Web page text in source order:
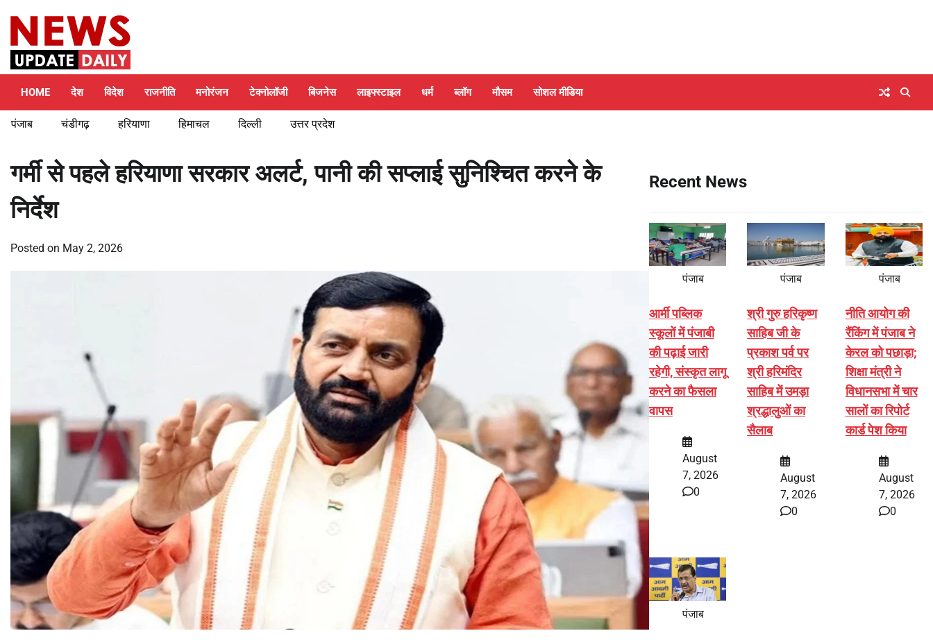
content
HOME देश विदेश राजनीति मनोरंजन टेक्नोलॉजी बिजनेस लाइफ्स्टाइल धर्म ब्लॉग मौसम सोशल मीडिया
पंजाब चंडीगढ़ हरियाणा हिमाचल दिल्ली उत्तर प्रदेश
गर्मी से पहले हरियाणा सरकार अलर्ट, पानी की सप्लाई सुनिश्चित करने के
निर्देश
Posted on May 2, 2026
Recent News
पंजाब
आर्मी पब्लिक
स्कूलों में पंजाबी
की पढ़ाई जारी
रहेगी, संस्कृत लागू
करने का फैसला
वापस
August
7, 2026
0
पंजाब
श्री गुरु हरिकृष्ण
साहिब जी के
प्रकाश पर्व पर
श्री हरिमंदिर
साहिब में उमड़ा
श्रद्धालुओं का
सैलाब
August
7, 2026
0
पंजाब
नीति आयोग की
रैंकिंग में पंजाब ने
केरल को पछाड़ा;
शिक्षा मंत्री ने
विधानसभा में चार
सालों का रिपोर्ट
कार्ड पेश किया
August
7, 2026
0
पंजाब